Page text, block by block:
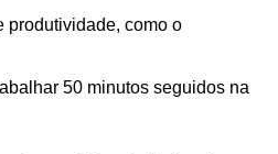
produtividade, como o
50 minutos seguidos na